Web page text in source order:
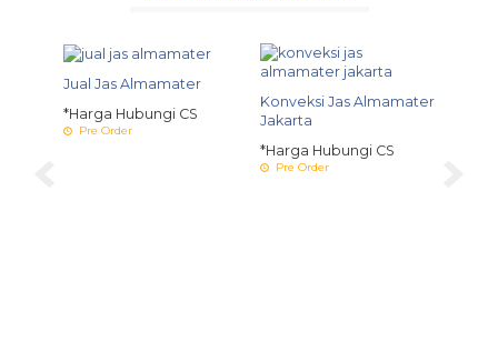
Jual Jas Almamater
*Harga Hubungi CS
Pre Order
Konveksi Jas Almamater
Jakarta
*Harga Hubungi CS
Pre Order